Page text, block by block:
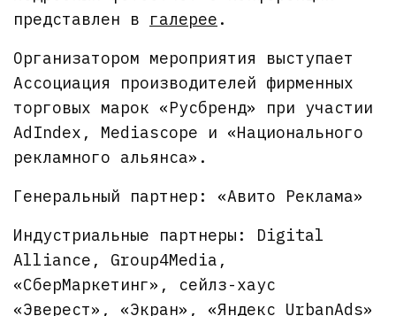
представлен в галерее .
Организатором мероприятия выступает
Ассоциация производителей фирменных
торговых марок «Русбренд» при участии
AdIndex, Mediascope и «Национального
рекламного альянса».
Генеральный партнер: «Авито Реклама»
Индустриальные партнеры: Digital
Alliance, Group4Media,
«СберМаркетинг», сейлз-хаус
«Эверест», «Экран», «Яндекс UrbanAds»